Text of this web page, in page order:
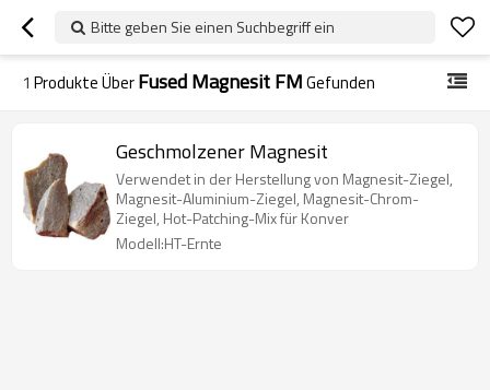
Bitte geben Sie einen Suchbegriff ein
1 Produkte ÜberFused Magnesit FMGefunden
Geschmolzener Magnesit
Verwendet in der Herstellung von Magnesit-Ziegel,
Magnesit-Aluminium-Ziegel, Magnesit-Chrom-
Ziegel, Hot-Patching-Mix für Konver
Modell:HT-Ernte